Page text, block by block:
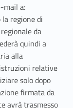
mail a:
regione di
da
quindi a
alla
relative
solo dopo
firmata da
avrà trasmesso